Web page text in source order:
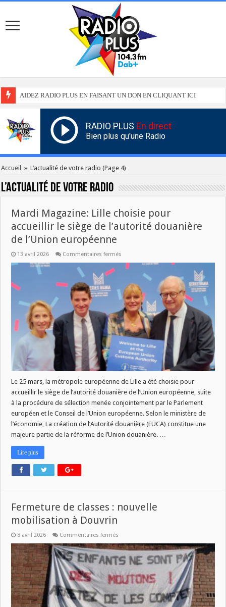
AIDEZ RADIO PLUS EN FAISANT UN DON EN CLIQUANT ICI
RADIO PLUS En direct
Bien plus qu'une Radio
Accueil » L’actualité de votre radio (Page 4)
L’actualité de votre radio
Mardi Magazine: Lille choisie pour
accueillir le siège de l’autorité douanière
de l’Union européenne
13 avril 2026 Commentaires fermés
Magazine:
pour
accueillir
le
siège
de
l’autorité
douanière
de
l’Union
européenne
Le 25 mars, la métropole européenne de Lille a été choisie pour
accueillir le siège de l’autorité douanière de l’Union européenne, suite
à la procédure de sélection menée conjointement par le Parlement
européen et le Conseil de l’Union européenne. Selon le ministère de
l’économie, La création de l’Autorité douanière (EUCA) constitue une
majeure partie de la réforme de l’Union douanière. …
Lire plus
Fermeture de classes : nouvelle
mobilisation à Douvrin
8 avril 2026 Commentaires fermés
de
classes
:
nouvelle
mobilisation
à
Douvrin